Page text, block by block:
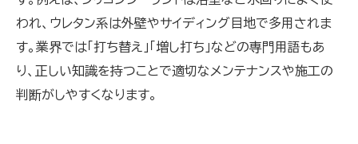
われ、ウレタン系は外壁やサイディング目地で多用されま
す。業界では「打ち替え」「増し打ち」などの専門用語もあ
り、正しい知識を持つことで適切なメンテナンスや施工の
判断がしやすくなります。